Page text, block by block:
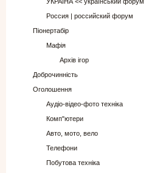
Россия | российский форум
Піонертабір
Мафія
Архів ігор
Доброчинність
Оголошення
Аудіо-відео-фото техніка
Комп"ютери
Авто, мото, вело
Телефони
Побутова техніка